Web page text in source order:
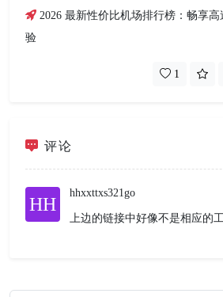
2026 最新性价比机场排行榜：畅享
验
1
评论
HH
hhxxttxs321go
上边的链接中好像不是相应的